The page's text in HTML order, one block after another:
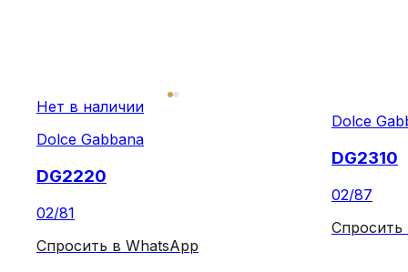
Нет в наличии
Dolce Gabbana
DG2220
02/81
Спросить в WhatsApp
Dolce
DG2310
02/87
Спросить